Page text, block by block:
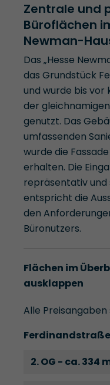
Zentrale und
Büroflächen
Newman-
Das „Hesse
das Grundstück
und wurde bis vor
der
genutzt. Das
umfassenden
wurde die
erhalten. Die
repräsentativ und
entspricht die
den
Büronutzers.
Flächen im
ausklappen
Alle Preisangaben
Ferdinandstraße
2. OG - ca. 334